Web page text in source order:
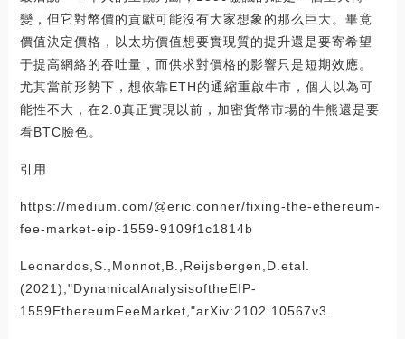
變，但它對幣價的貢獻可能沒有大家想象的那么巨大。畢竟
價值決定價格，以太坊價值想要實現質的提升還是要寄希望
于提高網絡的吞吐量，而供求對價格的影響只是短期效應。
尤其當前形勢下，想依靠ETH的通縮重啟牛市，個人以為可
能性不大，在2.0真正實現以前，加密貨幣市場的牛熊還是要
看BTC臉色。
引用
https://medium.com/@eric.conner/fixing-the-ethereum-
fee-market-eip-1559-9109f1c1814b
Leonardos,S.,Monnot,B.,Reijsbergen,D.etal.
(2021),"DynamicalAnalysisoftheEIP-
1559EthereumFeeMarket,"arXiv:2102.10567v3.